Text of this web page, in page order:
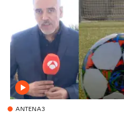
ANTENA3